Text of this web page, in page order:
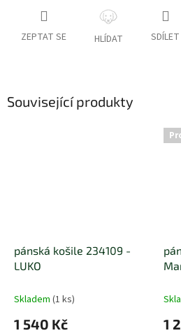
ZEPTAT SE HLÍDAT SDÍLET
Související produkty
pánská košile 234109 -
LUKO
Skladem (1 ks)
1 540 Kč 1